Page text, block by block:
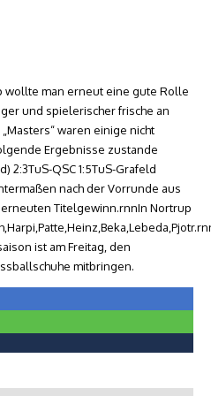
wollte man erneut eine gute Rolle
und spielerischer frische an
waren einige nicht
Ergebnisse zustande
2:3TuS-QSC 1:5TuS-Grafeld
nach der Vorrunde aus
Titelgewinn.rnnIn Nortrup
ist am Freitag, den
mitbringen.